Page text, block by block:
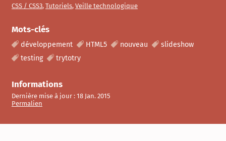
CSS / CSS3, Tutoriels, Veille technologique
Mots-clés
développement HTML5 nouveau
slideshow
testing
trytotry
Informations
Dernière mise à jour : 18 Jan. 2015
Permalien